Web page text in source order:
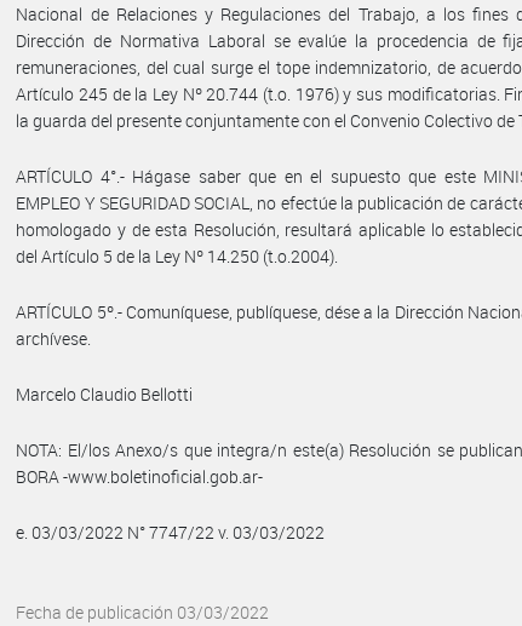
Nacional de Relaciones y Regulaciones del Trabajo, a los
Dirección de Normativa Laboral se evalúe la procedencia de
remuneraciones, del cual surge el tope indemnizatorio, de
Artículo 245 de la Ley Nº 20.744 (t.o. 1976) y sus modificatorias.
la guarda del presente conjuntamente con el Convenio Colectivo de
ARTÍCULO 4°.- Hágase saber que en el supuesto que este
EMPLEO Y SEGURIDAD SOCIAL, no efectúe la publicación de
homologado y de esta Resolución, resultará aplicable lo
del Artículo 5 de la Ley Nº 14.250 (t.o.2004).
ARTÍCULO 5º.- Comuníquese, publíquese, dése a la Dirección
archívese.
Marcelo Claudio Bellotti
NOTA: El/los Anexo/s que integra/n este(a) Resolución se
BORA -www.boletinoficial.gob.ar-
e. 03/03/2022 N° 7747/22 v. 03/03/2022
Fecha de publicación 03/03/2022